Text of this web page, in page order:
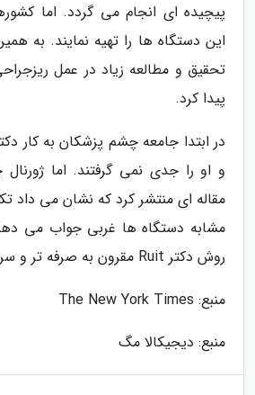
پیچیده ای انجام می گردد. اما
تحقیق و مطالعه زیاد در عمل
پیدا کرد.
و او را جدی نمی گرفتند. اما
مشابه دستگاه ها غربی جواب می
روش دکتر Ruit مقرون به صرفه تر و سریع تر است.
منبع: The New York Times
منبع: دیجیکالا مگ